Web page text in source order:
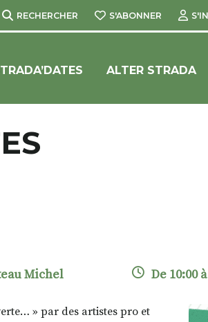
RECHERCHER S'ABONNER
ALTER STRADA
Michel De 10:00
» par des artistes pro et